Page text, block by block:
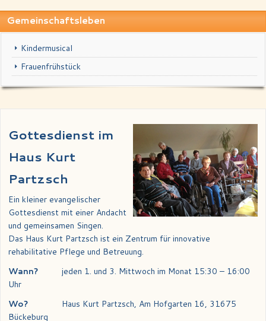
Gemeinschaftsleben
Kindermusical
Frauenfrühstück
Gottesdienst im
Haus Kurt
Partzsch
Ein kleiner evangelischer
Gottesdienst mit einer Andacht
und gemeinsamen Singen.
Das Haus Kurt Partzsch ist ein Zentrum für innovative
rehabilitative Pflege und Betreuung.
Wann?
jeden 1. und 3. Mittwoch im Monat 15:30 – 16:00
Uhr
Wo?
Haus Kurt Partzsch, Am Hofgarten 16, 31675
Bückeburg